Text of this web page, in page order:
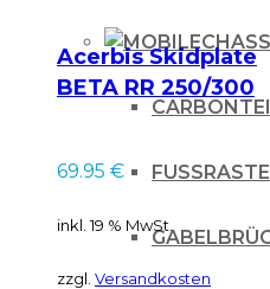
FUSSRASTEN
Acerbis Skidplate
BETA RR 250/300
18-19 / schwarz
69.95 €
inkl. 19 % MwSt.
zzgl. Versandkosten